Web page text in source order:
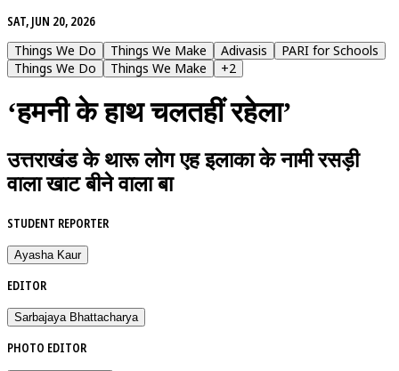
SAT, JUN 20, 2026
Things We Do
Things We Make Adivasis
PARI for Schools
Things We Do
Things We Make +2
‘हमनी के हाथ चलतहीं रहेला’
उत्तराखंड के थारू लोग एह इलाका के नामी रसड़ी
वाला खाट बीने वाला बा
STUDENT REPORTER
Ayasha Kaur
EDITOR
Sarbajaya Bhattacharya
PHOTO EDITOR